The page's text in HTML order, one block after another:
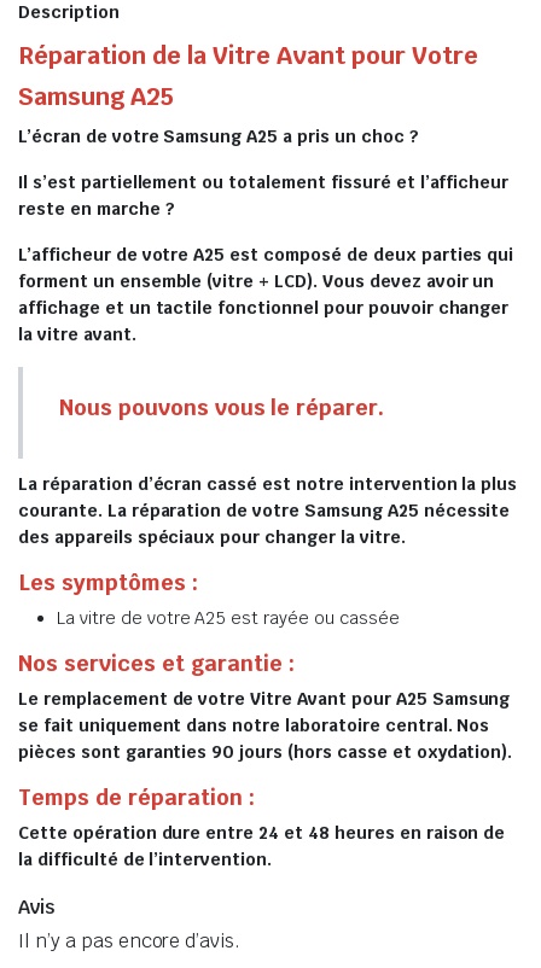
Description
Réparation de la Vitre Avant pour Votre
Samsung A25
L’écran de votre Samsung A25 a pris un choc ?
Il s’est partiellement ou totalement fissuré et l’afficheur
reste en marche ?
L’afficheur de votre A25 est composé de deux parties qui
forment un ensemble (vitre + LCD). Vous devez avoir un
affichage et un tactile fonctionnel pour pouvoir changer
la vitre avant.
Nous pouvons vous le réparer.
La réparation d’écran cassé est notre intervention la plus
courante. La réparation de votre Samsung A25 nécessite
des appareils spéciaux pour changer la vitre.
Les symptômes :
La vitre de votre A25 est rayée ou cassée
Nos services et garantie :
Le remplacement de votre Vitre Avant pour A25 Samsung
se fait uniquement dans notre laboratoire central. Nos
pièces sont garanties 90 jours (hors casse et oxydation).
Temps de réparation :
Cette opération dure entre 24 et 48 heures en raison de
la difficulté de l’intervention.
Avis
Il n’y a pas encore d’avis.